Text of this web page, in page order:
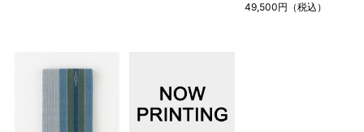
49,500円（税込）